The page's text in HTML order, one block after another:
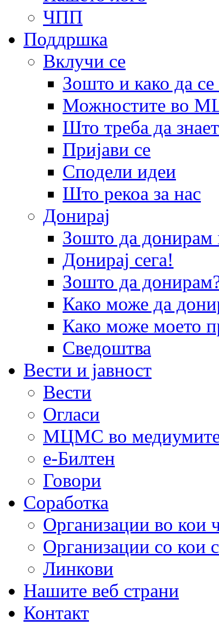
ЧПП
Поддршка
Вклучи се
Зошто и како да
Можностите во
Што треба да
Пријави се
Сподели идеи
Што рекоа за нас
Донирај
Зошто да
Донирај сега!
Зошто да
Како може да
Како може моето
Сведоштва
Вести и јавност
Вести
Огласи
МЦМС во
е-Билтен
Говори
Соработка
Организации во кои
Организации со кои
Линкови
Нашите веб страни
Контакт